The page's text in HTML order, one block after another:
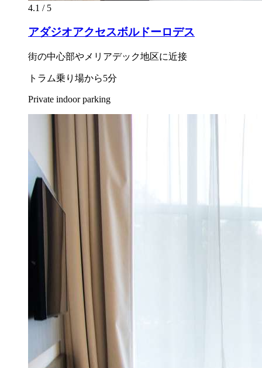
4.1 / 5
アダジオアクセスボルドーロデス
街の中心部やメリアデック地区に近接
トラム乗り場から5分
Private indoor parking